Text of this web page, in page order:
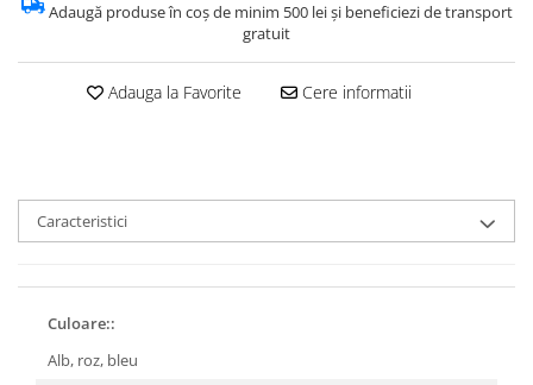
Adaugă produse în coș de minim 500 lei și beneficiezi de transport
gratuit
Adauga la Favorite Cere informatii
Caracteristici
Culoare::
Alb, roz, bleu